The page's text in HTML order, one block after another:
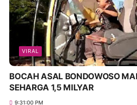
VIRAL
BOCAH ASAL BONDOWOSO
SEHARGA 1,5 MILYAR
9:31:00 PM